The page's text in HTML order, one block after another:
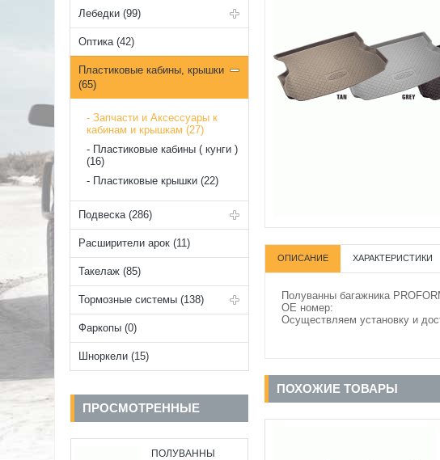
Лебедки (99)
Оптика (42)
Пластиковые кабины, крышки
(65)
Запчасти и Аксессуары к
кабинам и крышкам (27)
Пластиковые кабины ( кунги )
(16)
Пластиковые крышки (22)
Подвеска (286)
Расширители арок (11)
Такелаж (85)
Тормозные системы (138)
Фаркопы (0)
Шноркели (15)
ПРОСМОТРЕННЫЕ
ПОЛУВАННЫ
ОПИСАНИЕ ХАРАКТЕРИСТИКИ
Полуванны багажника
OE номер:
Осуществляем установку и
ПОХОЖИЕ ТОВАРЫ